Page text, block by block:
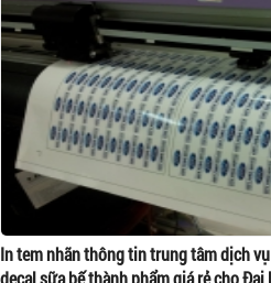
In tem nhãn thông tin trung tâm dịch
decal sữa bế thành phẩm giá rẻ cho Đại